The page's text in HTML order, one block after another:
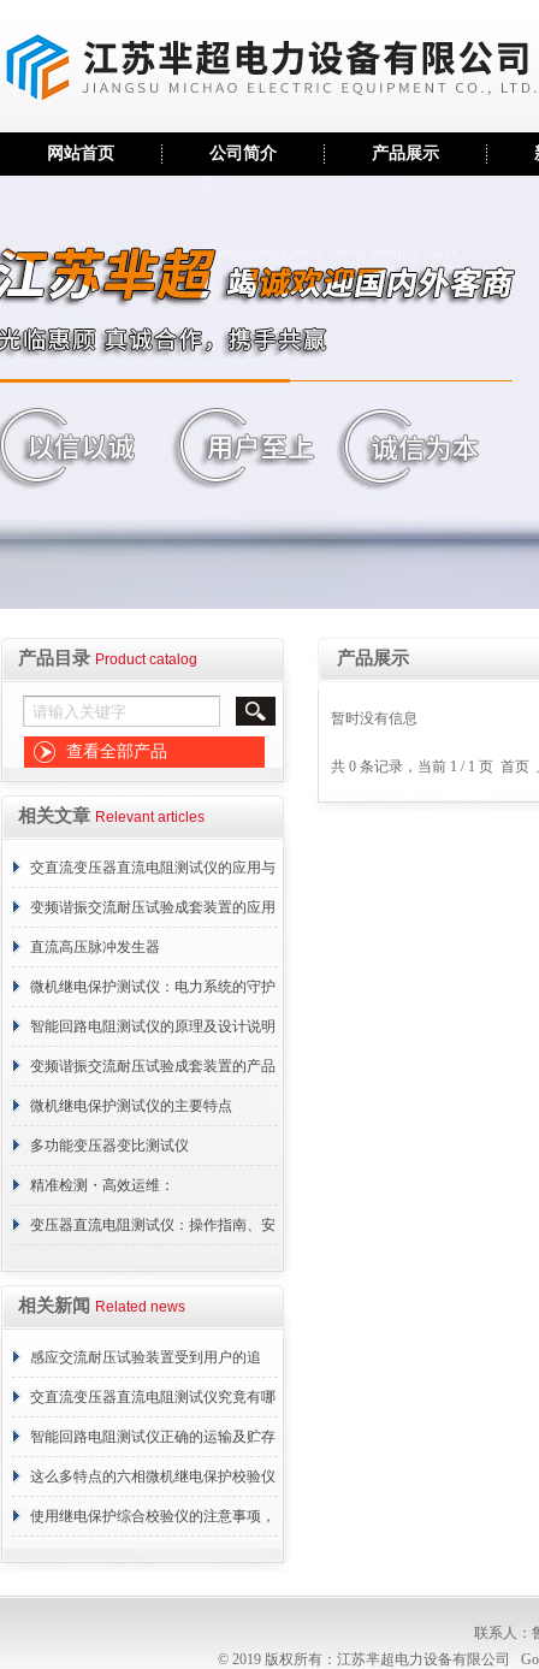
网站首页 公司简介 产品展示
产品目录 Product catalog
查看全部产品
相关文章 Relevant articles
交直流变压器直流电阻测试仪的应用与
价值分析
变频谐振交流耐压试验成套装置的应用
与安装
直流高压脉冲发生器
微机继电保护测试仪：电力系统的守护
者
智能回路电阻测试仪的原理及设计说明
变频谐振交流耐压试验成套装置的产品
特点
微机继电保护测试仪的主要特点
多功能变压器变比测试仪
精准检测・高效运维：
MC‑OWTS‑10KV 高压电缆局部放电测
变压器直流电阻测试仪：操作指南、安
相关新闻 Related news
感应交流耐压试验装置受到用户的追
捧，它的魅力何在？
交直流变压器直流电阻测试仪究竟有哪
些特别之处呢？
智能回路电阻测试仪正确的运输及贮存
方法介绍
这么多特点的六相微机继电保护校验仪
你见过吗
使用继电保护综合校验仪的注意事项，
产品展示
暂时没有信息
共 0 条记录，当前 1 / 1 页 首
联系人：
© 2019 版权所有：江苏芈超电力设备有限公司